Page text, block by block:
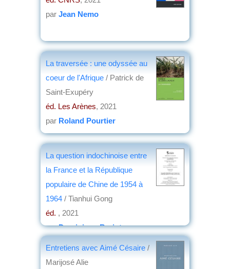
par Jean Nemo
La traversée : une odyssée au
coeur de l'Afrique / Patrick de
Saint-Exupéry
éd. Les Arènes, 2021
par Roland Pourtier
La question indochinoise entre
la France et la République
populaire de Chine de 1954 à
1964 / Tianhui Gong
éd. , 2021
parDominique Barjot
Entretiens avec Aimé Césaire /
Marijosé Alie